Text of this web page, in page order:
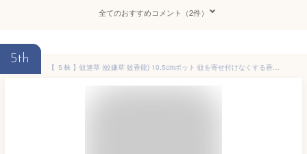
全てのおすすめコメント（2件）
5th
【 ５株 】蚊連草 (蚊嫌草 蚊香龍) 10.5cmポット 蚊を寄せ付けなくする香りがします かれんそう かころん カレンソウ カコロン 蚊よけ 虫よけ ハーブ モスキートブロック センテッドゼラニウム ローズゼラニウム